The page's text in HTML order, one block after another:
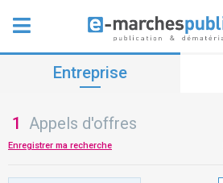
Entreprise
1 Appels d'offres
Enregistrer ma recherche